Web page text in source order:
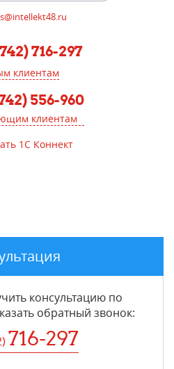
716-297
клиентам
556-960
клиентам
1С Коннект
консультацию по
обратный звонок:
) 716-297